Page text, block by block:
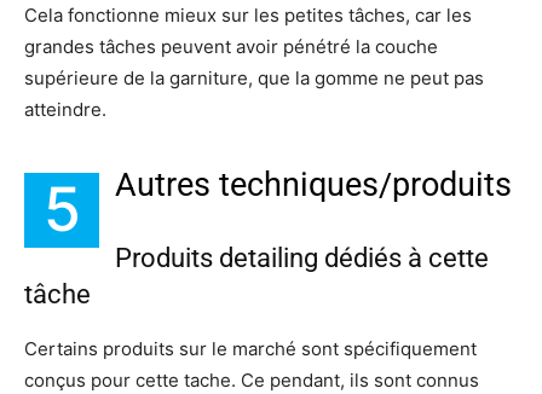
Cela fonctionne mieux sur les petites tâches, car les
grandes tâches peuvent avoir pénétré la couche
supérieure de la garniture, que la gomme ne peut pas
atteindre.
5 Autres techniques/produits
Produits detailing dédiés à cette
tâche
Certains produits sur le marché sont spécifiquement
conçus pour cette tache. Ce pendant, ils sont connus